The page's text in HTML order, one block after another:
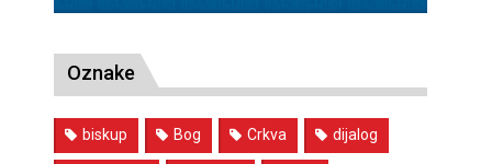
Oznake
biskup Bog Crkva dijalog